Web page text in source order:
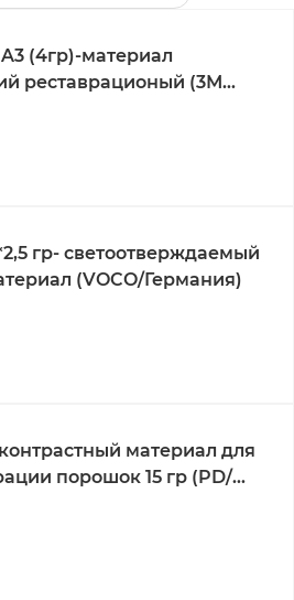
(4гр)-материал
реставрационый (3М
гр- светоотверждаемый
(VOCO/Германия)
материал для
порошок 15 гр (PD/